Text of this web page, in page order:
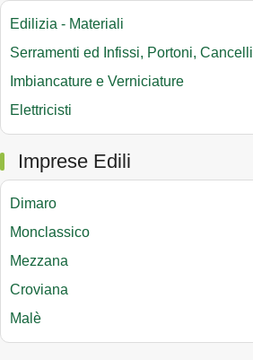
Edilizia - Materiali
Serramenti ed Infissi, Portoni, Cancelli
Imbiancature e Verniciature
Elettricisti
Imprese Edili
Dimaro
Monclassico
Mezzana
Croviana
Malè